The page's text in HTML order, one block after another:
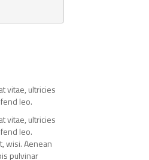
vitae, ultricies
leo.
vitae, ultricies
leo.
wisi. Aenean
pulvinar